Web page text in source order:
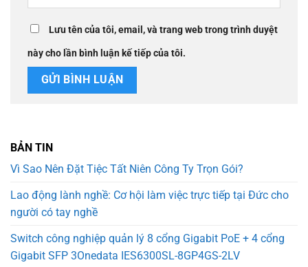
Lưu tên của tôi, email, và trang web trong trình duyệt
này cho lần bình luận kế tiếp của tôi.
BẢN TIN
Vì Sao Nên Đặt Tiệc Tất Niên Công Ty Trọn Gói?
Lao động lành nghề: Cơ hội làm việc trực tiếp tại Đức cho
người có tay nghề
Switch công nghiệp quản lý 8 cổng Gigabit PoE + 4 cổng
Gigabit SFP 3Onedata IES6300SL-8GP4GS-2LV